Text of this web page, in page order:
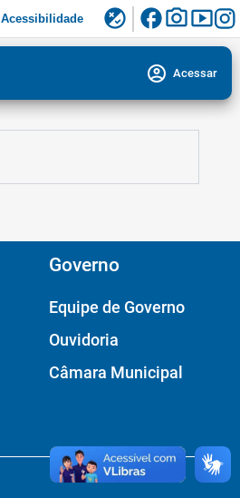
Acessibilidade flaky facebookphoto_camerasmart_display
account_circle Acessar
Governo
Equipe de Governo
Ouvidoria
Câmara Municipal